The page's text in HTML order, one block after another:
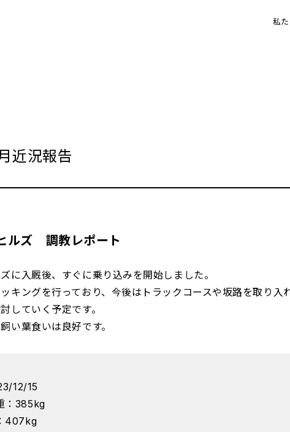
私
近況報告
ルズ 調教レポート
に入厩後、すぐに乗り込みを開始しました。
キングを行っており、今後はトラックコースや坂路を取り入
していく予定です。
い葉食いは良好です。
12/15
：385kg
407kg